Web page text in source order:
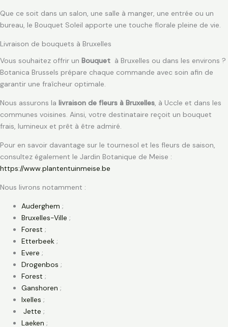
Que ce soit dans un salon, une salle à manger, une entrée ou un
bureau, le Bouquet Soleil apporte une touche florale pleine de vie.
Livraison de bouquets à Bruxelles
Vous souhaitez offrir un Bouquet à Bruxelles ou dans les environs ?
Botanica Brussels prépare chaque commande avec soin afin de
garantir une fraîcheur optimale.
Nous assurons la livraison de fleurs à Bruxelles, à Uccle et dans les
communes voisines. Ainsi, votre destinataire reçoit un bouquet
frais, lumineux et prêt à être admiré.
Pour en savoir davantage sur le tournesol et les fleurs de saison,
consultez également le Jardin Botanique de Meise :
https://www.plantentuinmeise.be
Nous livrons notamment :
Auderghem ;
Bruxelles-Ville ;
Forest ;
Etterbeek ;
Evere ;
Drogenbos ;
Forest ;
Ganshoren ;
Ixelles ;
Jette ;
Laeken ;